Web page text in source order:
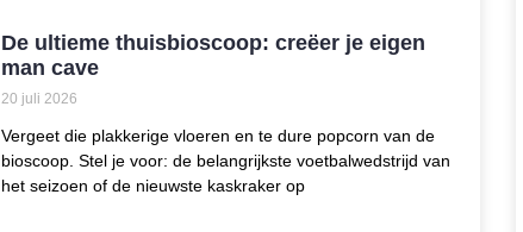
De ultieme thuisbioscoop: creëer je eigen
man cave
20 juli 2026
Vergeet die plakkerige vloeren en te dure popcorn van de
bioscoop. Stel je voor: de belangrijkste voetbalwedstrijd van
het seizoen of de nieuwste kaskraker op